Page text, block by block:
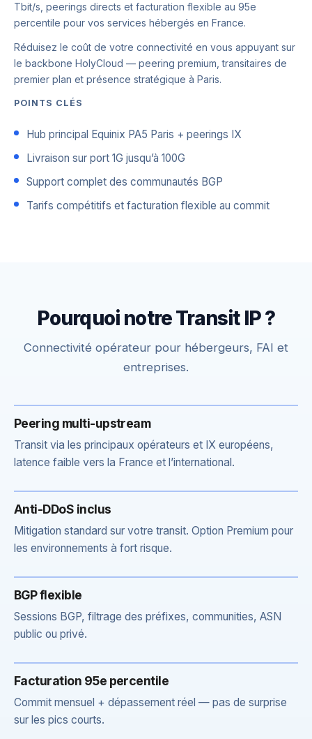
Tbit/s, peerings directs et facturation flexible au 95e
percentile pour vos services hébergés en France.
Réduisez le coût de votre connectivité en vous appuyant sur
le backbone HolyCloud — peering premium, transitaires de
premier plan et présence stratégique à Paris.
POINTS CLÉS
Hub principal Equinix PA5 Paris + peerings IX
Livraison sur port 1G jusqu’à 100G
Support complet des communautés BGP
Tarifs compétitifs et facturation flexible au commit
Pourquoi notre Transit IP ?
Connectivité opérateur pour hébergeurs, FAI et
entreprises.
Peering multi-upstream
Transit via les principaux opérateurs et IX européens,
latence faible vers la France et l’international.
Anti-DDoS inclus
Mitigation standard sur votre transit. Option Premium pour
les environnements à fort risque.
BGP flexible
Sessions BGP, filtrage des préfixes, communities, ASN
public ou privé.
Facturation 95e percentile
Commit mensuel + dépassement réel — pas de surprise
sur les pics courts.